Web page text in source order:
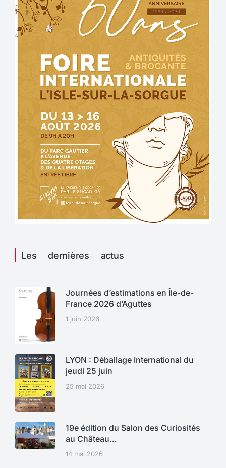
Les dernières actus
Journées d’estimations en Île-de-
France 2026 d’Aguttes
1 juin 2026
LYON : Déballage International du
jeudi 25 juin
25 mai 2026
19e édition du Salon des Curiosités
au Château…
14 mai 2026